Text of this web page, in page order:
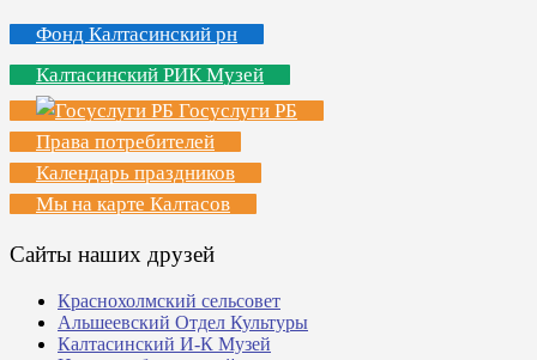
Фонд Калтасинский рн
Калтасинский РИК Музей
Госуслуги РБ
Права потребителей
Календарь праздников
Мы на карте Калтасов
Сайты наших друзей
Краснохолмский сельсовет
Альшеевский Отдел Культуры
Калтасинский И-К Музей